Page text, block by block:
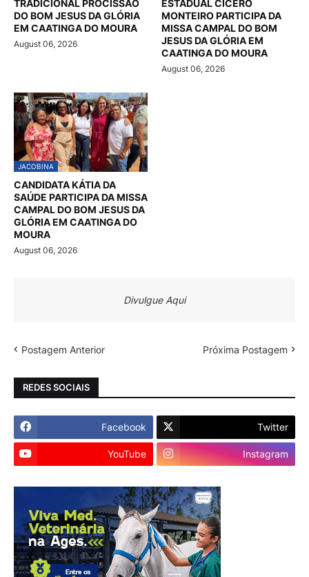
TRADICIONAL PROCISSÃO
DO BOM JESUS DA GLÓRIA
EM CAATINGA DO MOURA
August 06, 2026
ESTADUAL CÍCERO
MONTEIRO PARTICIPA DA
MISSA CAMPAL DO BOM
JESUS DA GLÓRIA EM
CAATINGA DO MOURA
August 06, 2026
JACOBINA
CANDIDATA KÁTIA DA
SAÚDE PARTICIPA DA MISSA
CAMPAL DO BOM JESUS DA
GLÓRIA EM CAATINGA DO
MOURA
August 06, 2026
Divulgue Aqui
Postagem Anterior Próxima Postagem
REDES SOCIAIS
Facebook Twitter
YouTube Instagram